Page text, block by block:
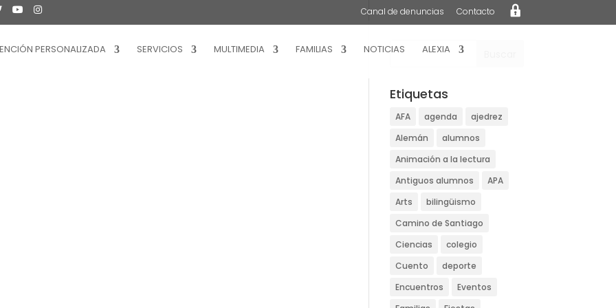
Canal de denuncias Contacto
g
PERSONALIZADA SERVICIOS MULTIMEDIA FAMILIAS NOTICIAS ALEXIA
Etiquetas
AFA agenda
ajedrez
Alemán
alumnos
Animación a la lectura
Antiguos alumnos
APA
Arts
bilingüismo
Camino de Santiago
Ciencias
colegio
Cuento
deporte
Encuentros
Eventos